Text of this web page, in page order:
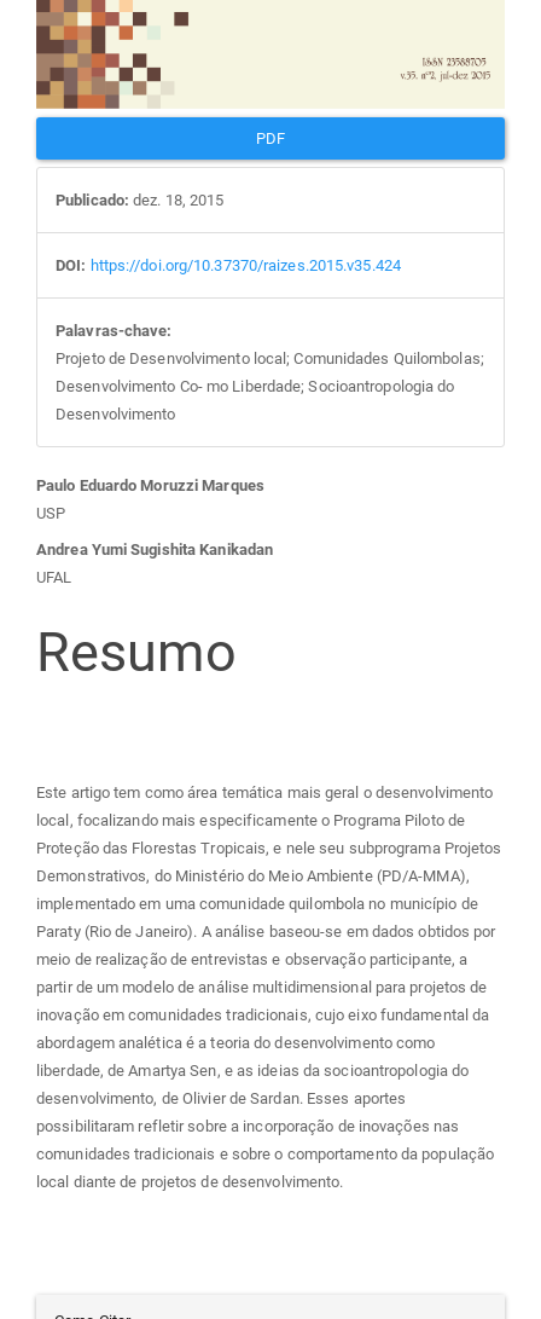
PDF
Publicado: dez. 18, 2015
DOI: https://doi.org/10.37370/raizes.2015.v35.424
Palavras-chave:
Projeto de Desenvolvimento local; Comunidades Quilombolas;
Desenvolvimento Co- mo Liberdade; Socioantropologia do
Desenvolvimento
Conteúdo
do
artigo
principal
Paulo Eduardo Moruzzi Marques
USP
Andrea Yumi Sugishita Kanikadan
UFAL
Resumo
Este artigo tem como área temática mais geral o desenvolvimento
local, focalizando mais especificamente o Programa Piloto de
Proteção das Florestas Tropicais, e nele seu subprograma Projetos
Demonstrativos, do Ministério do Meio Ambiente (PD/A-MMA),
implementado em uma comunidade quilombola no município de
Paraty (Rio de Janeiro). A análise baseou-se em dados obtidos por
meio de realização de entrevistas e observação participante, a
partir de um modelo de análise multidimensional para projetos de
inovação em comunidades tradicionais, cujo eixo fundamental da
abordagem analética é a teoria do desenvolvimento como
liberdade, de Amartya Sen, e as ideias da socioantropologia do
desenvolvimento, de Olivier de Sardan. Esses aportes
possibilitaram refletir sobre a incorporação de inovações nas
comunidades tradicionais e sobre o comportamento da população
local diante de projetos de desenvolvimento.